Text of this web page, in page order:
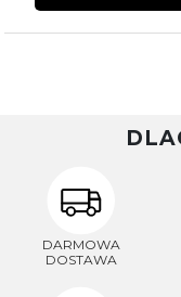
DARMOWA
DOSTAWA